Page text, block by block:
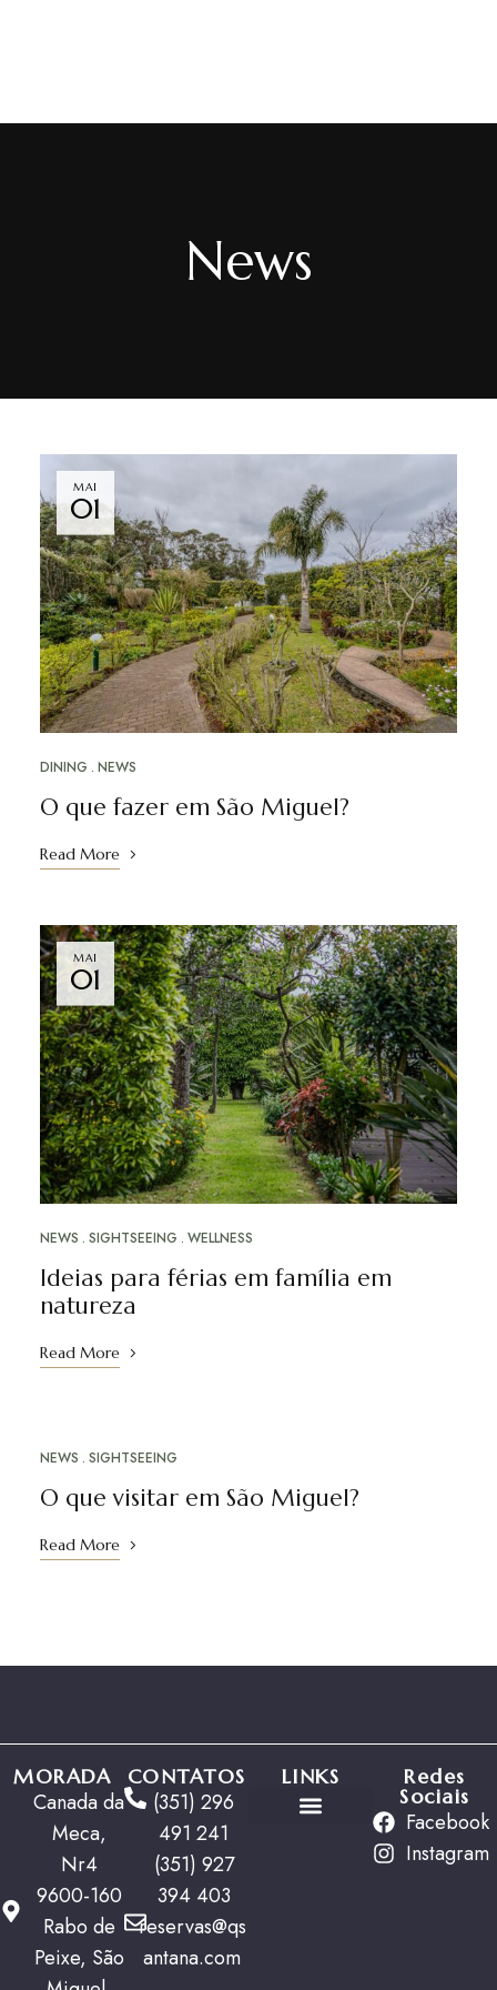
News
MAI
01
DINING NEWS
O que fazer em São Miguel?
Read More
MAI
01
NEWS SIGHTSEEING WELLNESS
Ideias para férias em família em
natureza
Read More
MAI
NEWS SIGHTSEEING
O que visitar em São Miguel?
Read More
MORADA
Canada da
Meca,
Nr4
9600-160
Rabo de
Peixe, São
CONTATOS
(351) 296
491 241
(351) 927
394 403
reservas@qs
antana.com
LINKS Redes
Sociais
Facebook
Instagram